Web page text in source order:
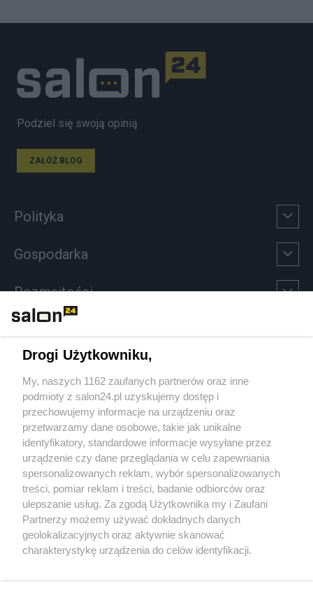
Podziel się swoją opinią
ZAŁÓŻ BLOG
Polityka
Gospodarka
Rozmaitości
Sport
Społeczeństwo
Kultura
X Facebook Instagram Youtube
Drogi Użytkowniku,
My, naszych 1162 zaufanych partnerów oraz inne
podmioty z salon24.pl uzyskujemy dostęp i
przechowujemy informacje na urządzeniu oraz
przetwarzamy dane osobowe, takie jak unikalne
identyfikatory, standardowe informacje wysyłane przez
urządzenie czy dane przeglądania w celu zapewniania
spersonalizowanych reklam, wybór spersonalizowanych
treści, pomiar reklam i treści, badanie odbiorców oraz
ulepszanie usług. Za zgodą Użytkownika my i Zaufani
Partnerzy możemy używać dokładnych danych
geolokalizacyjnych oraz aktywnie skanować
charakterystykę urządzenia do celów identyfikacji.